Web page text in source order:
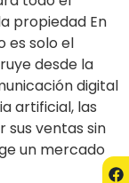
propiedad En
es solo el
desde la
digital
artificial, las
sus ventas sin
un mercado